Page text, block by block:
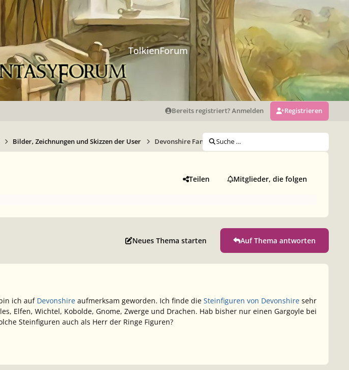
TolkienForum
Bereits registriert? Anmelden Registrieren
Bilder, Zeichnungen und Skizzen der User Devonshire Fantasy Figuren aus Stein
Suche …
Teilen Mitglieder, die folgen
Neues Thema starten Auf Thema antworten
ich auf Devonshire aufmerksam geworden. Ich finde die Steinfiguren von Devonshire sehr
Elfen, Wichtel, Kobolde, Gnome, Zwerge und Drachen. Hab bisher nur einen Gargoyle bei
Steinfiguren auch als Herr der Ringe Figuren?